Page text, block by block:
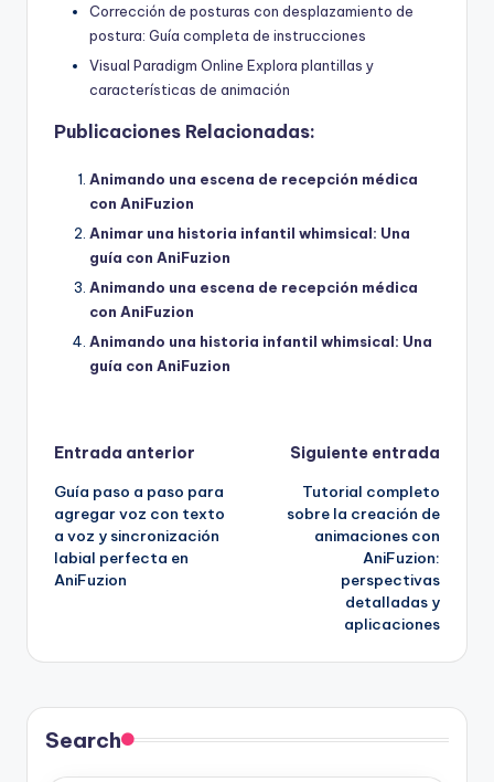
Corrección de posturas con desplazamiento de
postura: Guía completa de instrucciones
Visual Paradigm Online Explora plantillas y
características de animación
Publicaciones Relacionadas:
Animando una escena de recepción médica
con AniFuzion
Animar una historia infantil whimsical: Una
guía con AniFuzion
Animando una escena de recepción médica
con AniFuzion
Animando una historia infantil whimsical: Una
guía con AniFuzion
Navegación
de
entradas
Entrada anterior
Guía paso a paso para
agregar voz con texto
a voz y sincronización
labial perfecta en
AniFuzion
Siguiente entrada
Tutorial completo
sobre la creación de
animaciones con
AniFuzion:
perspectivas
detalladas y
aplicaciones
Search